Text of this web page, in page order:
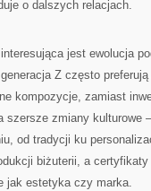
o dalszych relacjach.
jest ewolucja
Z często
kompozycje, zamiast
szersze zmiany kulturowe
od tradycji ku
biżuterii, a
jak estetyka czy marka.